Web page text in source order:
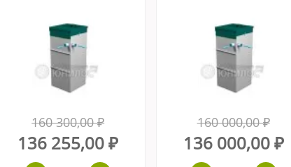
160 300,00 ₽
136 255,00 ₽
160 000,00 ₽
136 000,00 ₽